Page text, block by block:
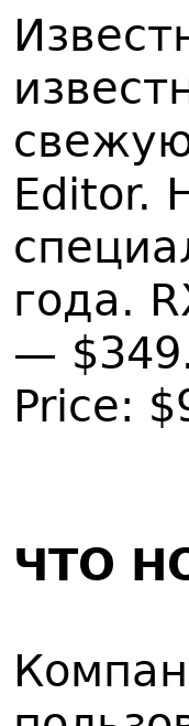
Editor.
года.
—
Price:
ЧТО